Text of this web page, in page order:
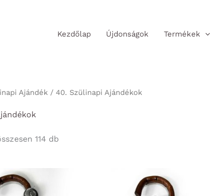
Kezdőlap Újdonságok Termékek
Ajándék/ 40. Szülinapi Ajándékok
114 dbSorted